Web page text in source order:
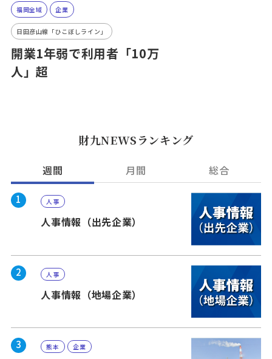
福岡全域 企業
日田彦山線「ひこぼしライン」
開業1年弱で利用者「10万
人」超
財九NEWSランキング
週間 月間 総合
1 人事
人事情報（出先企業）
2 人事
人事情報（地場企業）
3 熊本 企業